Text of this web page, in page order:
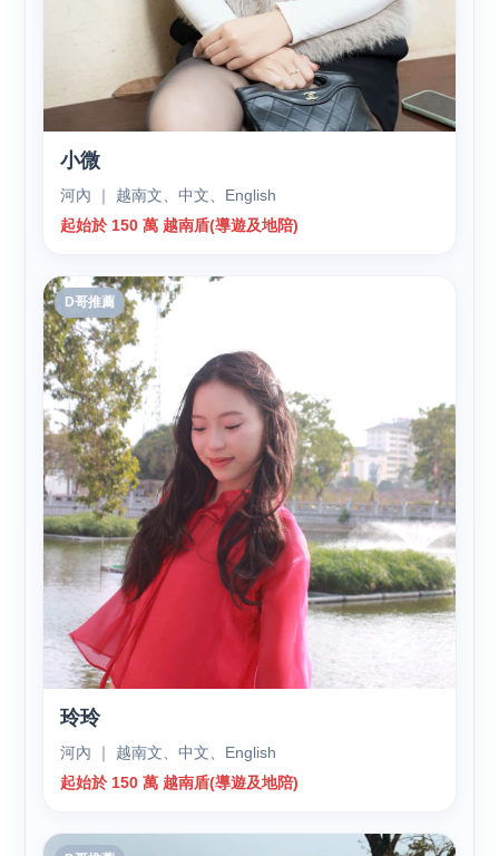
小微
河內 ｜ 越南文、中文、English
起始於 150 萬 越南盾(導遊及地陪)
D哥推薦
玲玲
河內 ｜ 越南文、中文、English
起始於 150 萬 越南盾(導遊及地陪)